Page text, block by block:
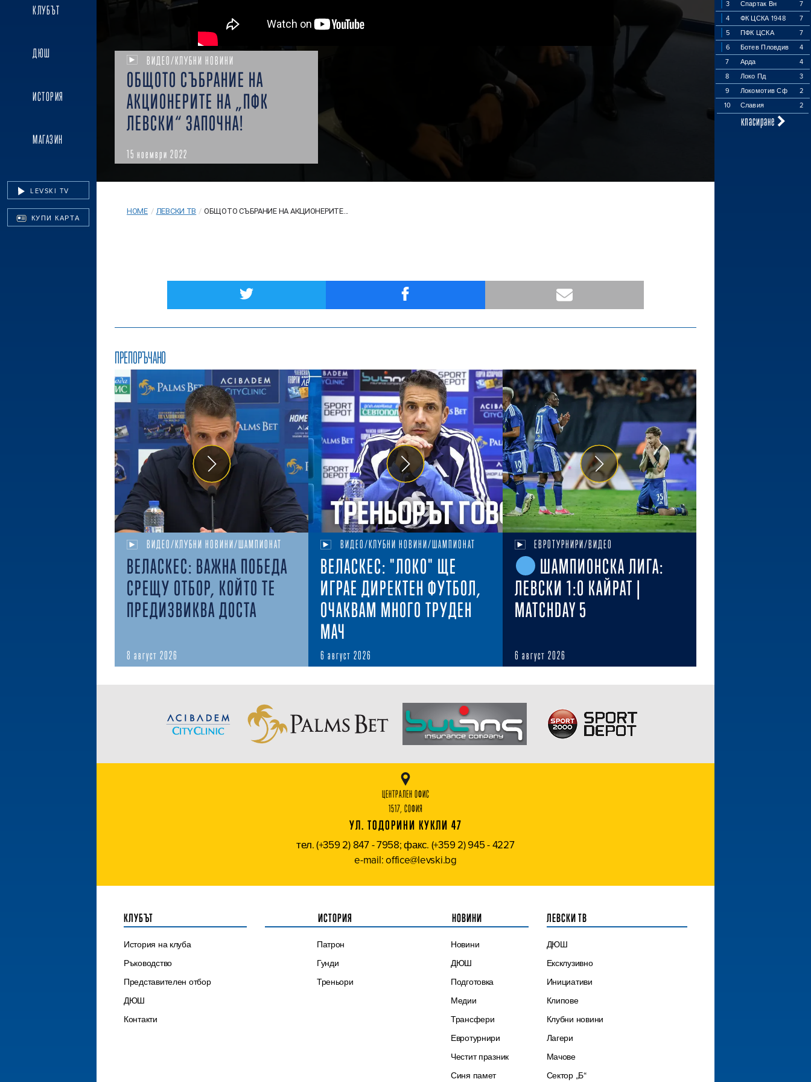
КЛУБЪТ
ДЮШ
ИСТОРИЯ
МАГАЗИН
LEVSKI TV
КУПИ КАРТА
3 Спартак Вн
7
4
ФК ЦСКА 1948
7
5
ПФК ЦСКА
7
6
Ботев Пловдив
4
7
Арда
4
8
Локо Пд
3
9
Локомотив Сф
2
10
Славия 2
класиране
ВИДЕО/КЛУБНИ НОВИНИ
ОБЩОТО СЪБРАНИЕ НА
АКЦИОНЕРИТЕ НА „ПФК
ЛЕВСКИ“ ЗАПОЧНА!
15 ноември 2022
HOME / ЛЕВСКИ ТВ / ОБЩОТО СЪБРАНИЕ НА АКЦИОНЕРИТЕ...
ПРЕПОРЪЧАНО
ВИДЕО/КЛУБНИ НОВИНИ/ШАМПИОНАТ
ВЕЛАСКЕС: ВАЖНА ПОБЕДА
СРЕЩУ ОТБОР, КОЙТО ТЕ
ПРЕДИЗВИКВА ДОСТА
8 август 2026
ВИДЕО/КЛУБНИ НОВИНИ/ШАМПИОНАТ
ВЕЛАСКЕС: "ЛОКО" ЩЕ
ИГРАЕ ДИРЕКТЕН ФУТБОЛ,
ОЧАКВАМ МНОГО ТРУДЕН
МАЧ
6 август 2026
ЕВРОТУРНИРИ/ВИДЕО
ШАМПИОНСКА ЛИГА:
ЛЕВСКИ 1:0 КАЙРАТ |
MATCHDAY 5
6 август 2026
ЦЕНТРАЛЕН ОФИС
1517, СОФИЯ
УЛ. ТОДОРИНИ КУКЛИ 47
тел. (+359 2) 847 - 7958; факс. (+359 2) 945 - 4227
e-mail: office@levski.bg
КЛУБЪТ
История на клуба
Ръководство
Представителен отбор
ДЮШ
Контакти
ИСТОРИЯ
Патрон
Гунди
Треньори
НОВИНИ
Новини
ДЮШ
Подготовка
Медии
Трансфери
Евротурнири
Честит празник
Синя памет
ЛЕВСКИ ТВ
ДЮШ
Ексклузивно
Инициативи
Клипове
Клубни новини
Лагери
Мачове
Сектор „Б“